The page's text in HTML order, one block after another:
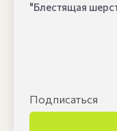
"Блестящая
Подписаться